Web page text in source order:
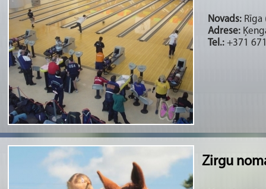
Novads: Rīga
Adrese:
Tel.: +371
Zirgu